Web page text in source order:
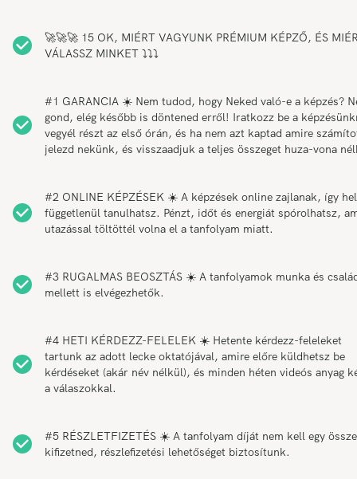
🚀🚀🚀 15 OK, MIÉRT VAGYUNK PRÉMIUM KÉPZŐ, ÉS
VÁLASSZ MINKET ⤵️⤵️⤵️
#1 GARANCIA ☀️ Nem tudod, hogy Neked való-e a képzés?
gond, elég később is döntened erről! Iratkozz be a
vegyél részt az első órán, és ha nem azt kaptad amire
jelezd nekünk, és visszaadjuk a teljes összeget huza-vona
#2 ONLINE KÉPZÉSEK ☀️ A képzések online zajlanak, így
függetlenül tanulhatsz. Pénzt, időt és energiát spórolhatsz,
utazással töltöttél volna el a tanfolyam miatt.
#3 RUGALMAS BEOSZTÁS ☀️ A tanfolyamok munka és
mellett is elvégezhetők.
#4 HETI KÉRDEZZ-FELELEK ☀️ Hetente kérdezz-feleleket
tartunk az adott lecke oktatójával, amire előre küldhetsz be
kérdéseket (akár név nélkül), és minden héten videós anyag
a válaszokkal.
#5 RÉSZLETFIZETÉS ☀️ A tanfolyam díját nem kell egy
kifizetned, részlefizetési lehetőséget biztosítunk.